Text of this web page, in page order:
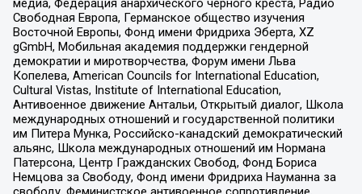
медиа, Федерация анархического черного креста, Радио
Свободная Европа, Германское общество изучения
Восточной Европы, Фонд имени Фридриха Эберта, XZ
gGmbH, Мобильная академия поддержки гендерной
демократии и миротворчества, Форум имени Льва
Копелева, American Councils for International Education,
Cultural Vistas, Institute of International Education,
Антивоенное движение Антальи, Открытый диалог, Школа
международных отношений и государственной политики
им Питера Мунка, Российско-канадский демократический
альянс, Школа международных отношений им Нормана
Патерсона, Центр Гражданских Свобод, Фонд Бориса
Немцова за Свободу, Фонд имени Фридриха Науманна за